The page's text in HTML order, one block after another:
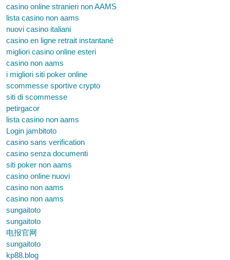
casino online stranieri non AAMS
lista casino non aams
nuovi casino italiani
casino en ligne retrait instantané
migliori casino online esteri
casino non aams
i migliori siti poker online
scommesse sportive crypto
siti di scommesse
petirgacor
lista casino non aams
Login jambitoto
casino sans verification
casino senza documenti
siti poker non aams
casino online nuovi
casino non aams
casino non aams
sungaitoto
sungaitoto
电报官网
sungaitoto
kp88.blog